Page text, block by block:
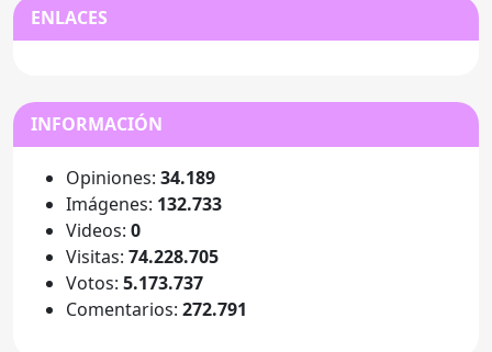
ENLACES
INFORMACIÓN
Opiniones: 34.189
Imágenes: 132.733
Videos: 0
Visitas: 74.228.705
Votos: 5.173.737
Comentarios: 272.791